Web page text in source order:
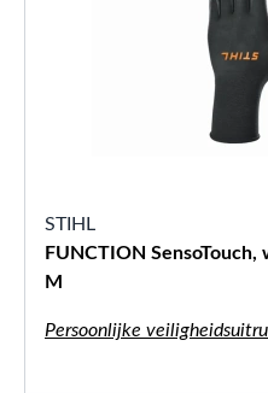
STIHL
FUNCTION
M
Persoonlijke